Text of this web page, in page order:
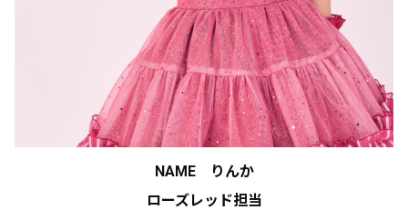
NAME りんか
ローズレッド担当